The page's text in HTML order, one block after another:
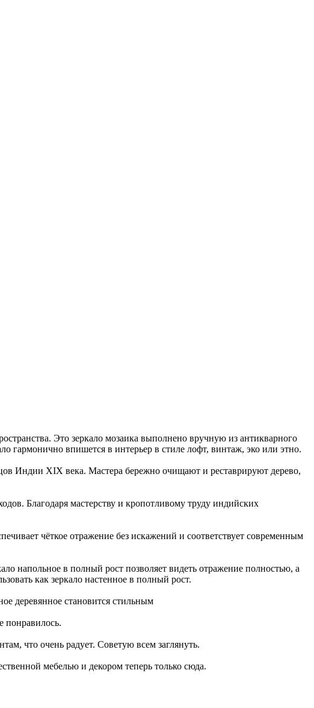
Это зеркало мозаика выполнено вручную из антикварного
гармонично впишется в интерьер в стиле лофт, винтаж, эко или этно.
Индии XIX века. Мастера бережно очищают и реставрируют дерево,
Благодаря мастерству и кропотливому труду индийских
чёткое отражение без искажений и соответствует современным
напольное в полный рост позволяет видеть отражение полностью, а
как зеркало настенное в полный рост.
деревянное становится стильным
понравилось.
что очень радует. Советую всем заглянуть.
мебелью и декором теперь только сюда.